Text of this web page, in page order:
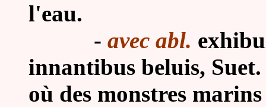
l'eau.
- avec abl.
innantibus beluis,
où des monstres